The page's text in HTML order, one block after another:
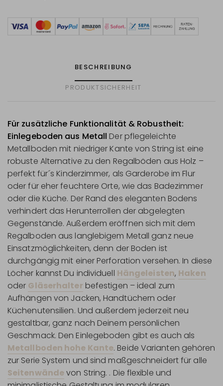
BESCHREIBUNG
PRODUKTSICHERHEIT
Für zusätzliche Funktionalität & Robustheit:
Einlegeboden aus Metall Der pflegeleichte
Metallboden mit niedriger Kante von String ist eine
robuste Alternative zu den Regalböden aus Holz –
perfekt für´s Kinderzimmer, als Garderobe im Flur
oder für eher feuchtere Orte, wie das Badezimmer
oder die Küche. Der Rand des eleganten Bodens
verhindert das Herunterrollen der abgelegten
Gegenstände. Außerdem eröffnen sich mit dem
Regalboden aus langlebigem Metall ganz neue
Einsatzmöglichkeiten, denn der Boden ist
durchgängig mit einer Perforation versehen. In diese
Löcher kannst Du individuell Hängeleisten, Haken
oder Gläserhalter befestigen – ideal zum
Aufhängen von Jacken, Handtüchern oder
Küchenutensilien. Und außerdem jederzeit neu
gestaltbar, ganz nach Deinem persönlichen
Geschmack. Den Einlegeboden gibt es auch als
Metallboden hohe Kante. Beide Varianten gehören
zur Serie System und sind maßgeschneidert für alle
Seitenwändevon String. . Die flexible und